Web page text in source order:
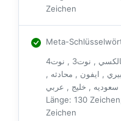
Zeichen
Meta-
دردشه , جوال , للهواتف , جالكسي , نوت3 , نوت4
بيري , ايفون , محادثه ,
, خليج , عربي
Länge: 130
Zeichen